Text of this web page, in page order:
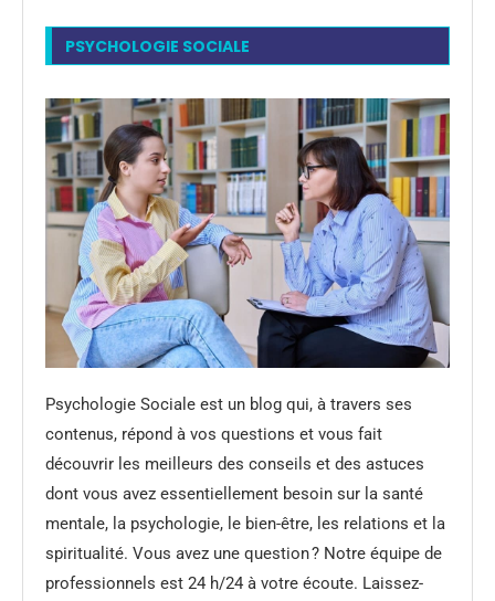
PSYCHOLOGIE SOCIALE
Psychologie Sociale est un blog qui, à travers ses
contenus, répond à vos questions et vous fait
découvrir les meilleurs des conseils et des astuces
dont vous avez essentiellement besoin sur la santé
mentale, la psychologie, le bien-être, les relations et la
spiritualité. Vous avez une question ? Notre équipe de
professionnels est 24 h/24 à votre écoute. Laissez-